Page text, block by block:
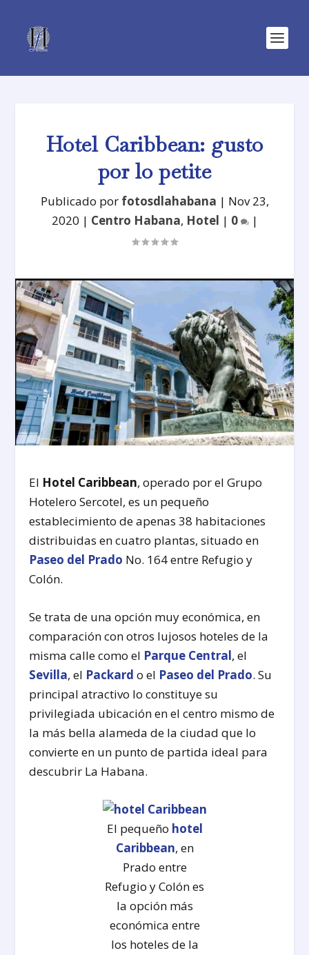
Hotel Caribbean: gusto
por lo petite
Publicado por fotosdlahabana | Nov 23,
2020 | Centro Habana, Hotel | 0 |
El Hotel Caribbean, operado por el Grupo
Hotelero Sercotel, es un pequeño
establecimiento de apenas 38 habitaciones
distribuidas en cuatro plantas, situado en
Paseo del Prado No. 164 entre Refugio y
Colón.
Se trata de una opción muy económica, en
comparación con otros lujosos hoteles de la
misma calle como el Parque Central, el
Sevilla, el Packard o el Paseo del Prado. Su
principal atractivo lo constituye su
privilegiada ubicación en el centro mismo de
la más bella alameda de la ciudad que lo
convierte en un punto de partida ideal para
descubrir La Habana.
El pequeño hotel
Caribbean, en
Prado entre
Refugio y Colón es
la opción más
económica entre
los hoteles de la